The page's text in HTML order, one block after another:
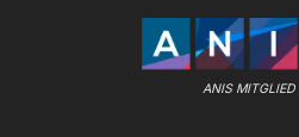
ANIS MITGLIED